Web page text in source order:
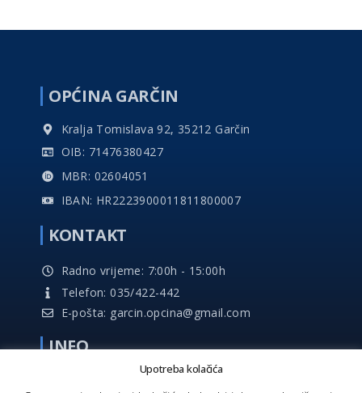
OPĆINA GARČIN
Kralja Tomislava 92, 35212 Garčin
OIB: 71476380427
MBR: 02604051
IBAN: HR2223900011811800007
KONTAKT
Radno vrijeme: 7:00h - 15:00h
Telefon: 035/422-442
E-pošta: garcin.opcina@gmail.com
INFO
Upotreba kolačića